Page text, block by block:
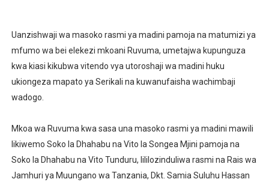
HABARI ZILIZOPEWA UZITO WA JUU KATIKA
TBS YAWAHIMIZA WAJASIRIAMALI KUOMBA ALAMA
NAIBU KATIBU MKUU UJENZI ARIDHISHWA NA
DKT. MSONDE: TBA NI KITOVU CHA FURSA ZA
Waziri Kabudi: Kilosa Iendelee Kulinda Amani,
Uanzishwaji wa masoko rasmi ya madini pamoja na matumizi ya
mfumo wa bei elekezi mkoani Ruvuma, umetajwa kupunguza
kwa kiasi kikubwa vitendo vya utoroshaji wa madini huku
ukiongeza mapato ya Serikali na kuwanufaisha wachimbaji
wadogo.
Mkoa wa Ruvuma kwa sasa una masoko rasmi ya madini mawili
likiwemo Soko la Dhahabu na Vito la Songea Mjini pamoja na
Soko la Dhahabu na Vito Tunduru, lililozinduliwa rasmi na Rais wa
Jamhuri ya Muungano wa Tanzania, Dkt. Samia Suluhu Hassan